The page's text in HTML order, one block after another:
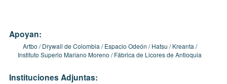
Apoyan:
Artbo Drywall de Colombia Espacio Odeón Hatsu
Kreanta
Instituto Superio Mariano Moreno
Fábrica de Licores de Antioquia
Instituciones Adjuntas: